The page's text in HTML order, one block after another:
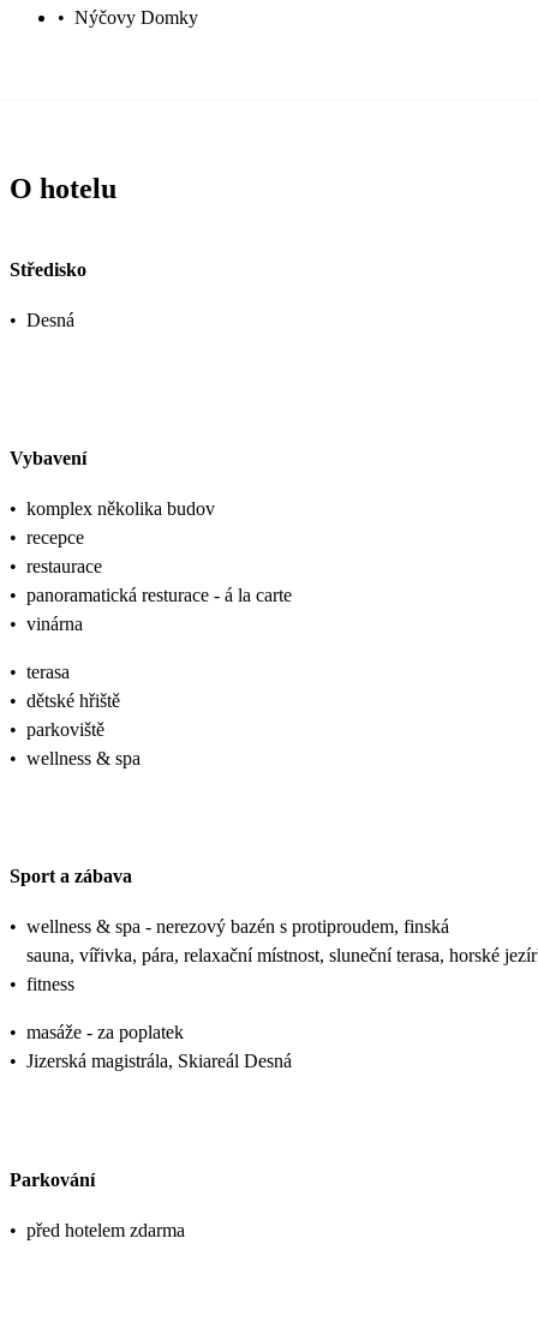
• Nýčovy Domky
O hotelu
Středisko
• Desná
Vybavení
• komplex několika budov
• recepce
• restaurace
• panoramatická resturace - á la carte
• vinárna
• terasa
• dětské hřiště
• parkoviště
• wellness & spa
Sport a zábava
• wellness & spa - nerezový bazén s protiproudem, finská
sauna, vířivka, pára, relaxační místnost, sluneční terasa, horské
• fitness
• masáže - za poplatek
• Jizerská magistrála, Skiareál Desná
Parkování
• před hotelem zdarma